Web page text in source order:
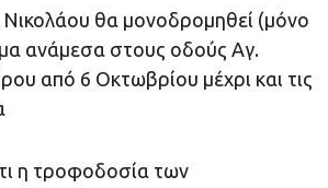
θα μονοδρομηθεί (μόνο
ανάμεσα στους οδούς Αγ.
από 6 Οκτωβρίου μέχρι και τις
η τροφοδοσία των